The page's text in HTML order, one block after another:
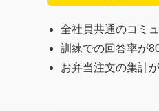
全社員共通のコミ
訓練での回答率が
お弁当注文の集計